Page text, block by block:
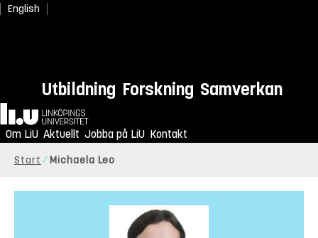
English
Utbildning Forskning Samverkan
Hem
Om LiU Aktuellt Jobba på LiU Kontakt
Start Michaela Leo